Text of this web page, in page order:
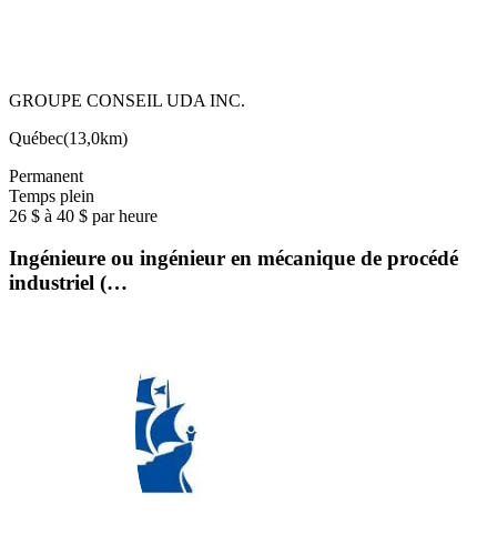
GROUPE CONSEIL UDA INC.
Québec(13,0km)
Permanent
Temps plein
26 $ à 40 $ par heure
Ingénieure ou ingénieur en mécanique de procédé
industriel (…